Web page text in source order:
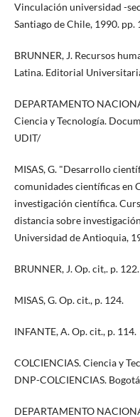
Vinculación universidad -
Santiago de Chile, 1990. pp.
BRUNNER, J. Recursos
Latina. Editorial
DEPARTAMENTO
Ciencia y Tecnología.
UDIT/
MISAS, G. "Desarrollo
comunidades científicas en
investigación científica.
distancia sobre
Universidad de Antioquia,
BRUNNER, J. Op. cit,. p. 122.
MISAS, G. Op. cit., p. 124.
INFANTE, A. Op. cit., p. 114.
COLCIENCIAS. Ciencia y
DNP-COLCIENCIAS.
DEPARTAMENTO